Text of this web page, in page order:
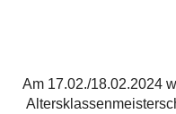
Am 17.02./18.02.2024